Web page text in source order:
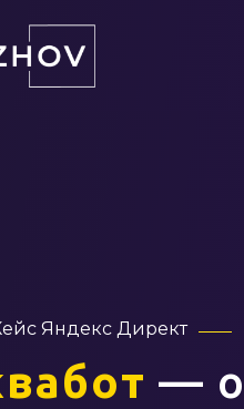
—
Яндекс Директ